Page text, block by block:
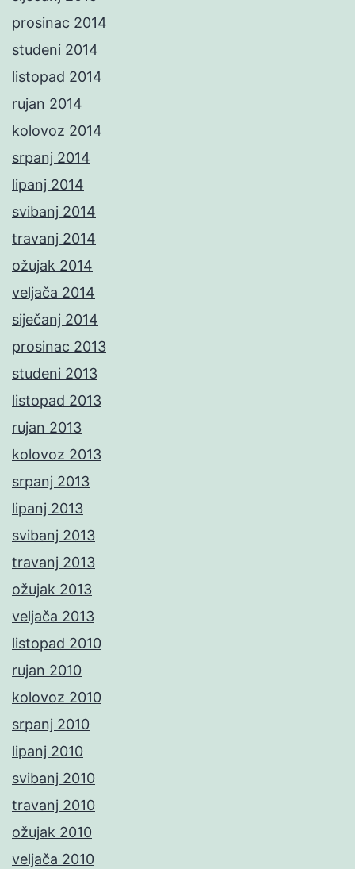
prosinac 2014
studeni 2014
listopad 2014
rujan 2014
kolovoz 2014
srpanj 2014
lipanj 2014
svibanj 2014
travanj 2014
ožujak 2014
veljača 2014
siječanj 2014
prosinac 2013
studeni 2013
listopad 2013
rujan 2013
kolovoz 2013
srpanj 2013
lipanj 2013
svibanj 2013
travanj 2013
ožujak 2013
veljača 2013
listopad 2010
rujan 2010
kolovoz 2010
srpanj 2010
lipanj 2010
svibanj 2010
travanj 2010
ožujak 2010
veljača 2010